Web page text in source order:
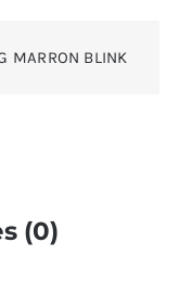
MARRON BLINK
(0)